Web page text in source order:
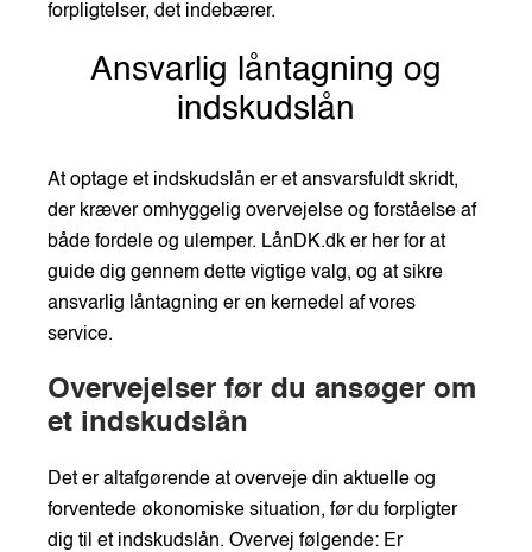
forpligtelser, det indebærer.
Ansvarlig låntagning og
indskudslån
At optage et indskudslån er et ansvarsfuldt skridt,
der kræver omhyggelig overvejelse og forståelse af
både fordele og ulemper. LånDK.dk er her for at
guide dig gennem dette vigtige valg, og at sikre
ansvarlig låntagning er en kernedel af vores
service.
Overvejelser før du ansøger om
et indskudslån
Det er altafgørende at overveje din aktuelle og
forventede økonomiske situation, før du forpligter
dig til et indskudslån. Overvej følgende: Er